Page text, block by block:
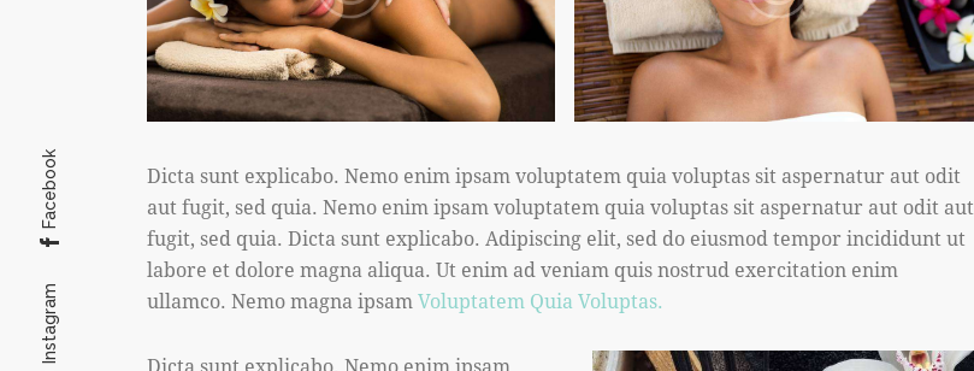
Dicta sunt explicabo. Nemo enim ipsam voluptatem quia voluptas sit aspernatur aut odit
aut fugit, sed quia. Nemo enim ipsam voluptatem quia voluptas sit aspernatur aut odit aut
fugit, sed quia. Dicta sunt explicabo. Adipiscing elit, sed do eiusmod tempor incididunt ut
labore et dolore magna aliqua. Ut enim ad veniam quis nostrud exercitation enim
ullamco. Nemo magna ipsam Voluptatem Quia Voluptas.
Dicta sunt explicabo. Nemo enim ipsam
Instagram
Facebook